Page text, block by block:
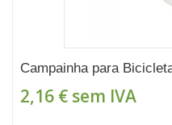
Campainha para
2,16 € sem IVA